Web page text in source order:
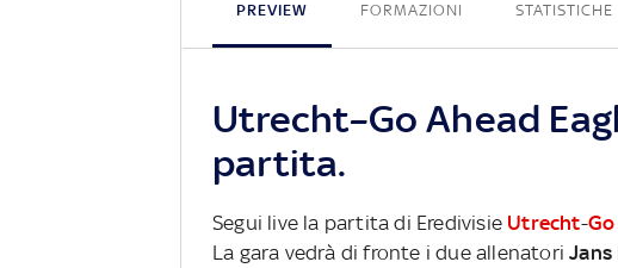
PREVIEW FORMAZIONI STATISTICHE
Utrecht–Go Ahead
partita.
Segui live la partita di Eredivisie Utrecht-
La gara vedrà di fronte i due allenatoriJans